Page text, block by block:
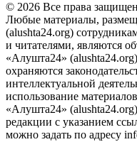
© 2026 Все права
Любые материалы,
(alushta24.org)
и читателями, являются
«Алушта24»
охраняются
интеллектуальной
использование
«Алушта24»
редакции с указанием
можно задать по адресу